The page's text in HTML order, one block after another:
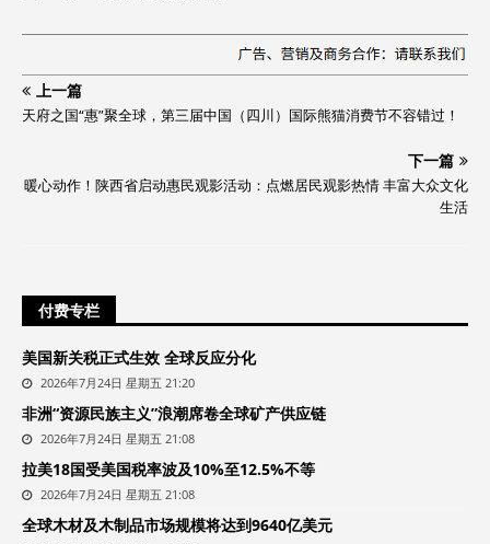
上一篇
天府之国“惠”聚全球，第三届中国（四川）国际熊猫消费节不容错过！
下一篇
暖心动作！陕西省启动惠民观影活动：点燃居民观影热情 丰富大众文化
生活
付费专栏
美国新关税正式生效 全球反应分化
2026年7月24日 星期五 21:20
非洲“资源民族主义”浪潮席卷全球矿产供应链
2026年7月24日 星期五 21:08
拉美18国受美国税率波及10%至12.5%不等
2026年7月24日 星期五 21:08
全球木材及木制品市场规模将达到9640亿美元